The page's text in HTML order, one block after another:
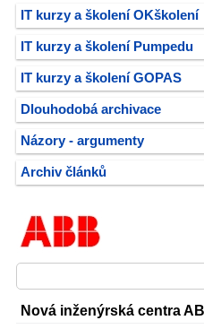
IT kurzy a školení OKškolení
IT kurzy a školení Pumpedu
IT kurzy a školení GOPAS
Dlouhodobá archivace
Názory - argumenty
Archiv článků
Nová inženýrská centra